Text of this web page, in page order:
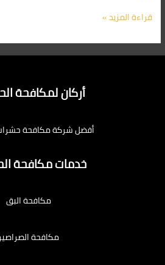
قراءة المزيد »
أركان لمكافحة
أفضل شركة مكافحة
خدمات مكافحة
مكافحة البق
مكافحة